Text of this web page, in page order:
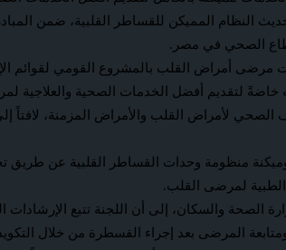
مرضى أمراض القلب بالمشروع القومي لقوائم
خاضةً لتقديم أفضل الخدمات الصحية
الصحي لأمراض القلب والأمراض المزمنة، لافتاً
منظومة وحدات القساطر القلبية عن
لمرضى القلب.
الصحة والسكان، إلى أن اللجنة تتبع
المرضى بعد إجراء القسطرة من خلال